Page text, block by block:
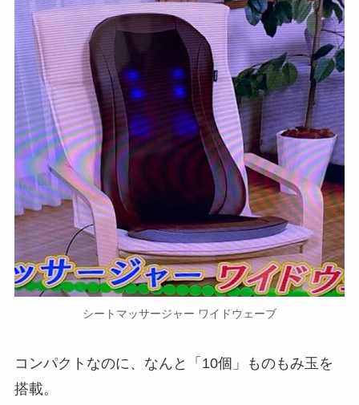
シートマッサージャー ワイドウェーブ
コンパクトなのに、なんと「10個」ものもみ玉を
搭載。